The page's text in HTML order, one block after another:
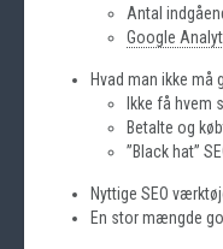
Antal
Google
Hvad man ikke må
Ikke få hvem
Betalte og
”Black hat”
Nyttige SEO
En stor mængde